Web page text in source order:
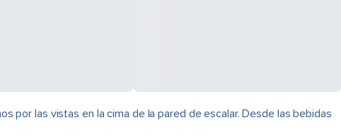
por las vistas en la cima de la pared de escalar. Desde las bebidas